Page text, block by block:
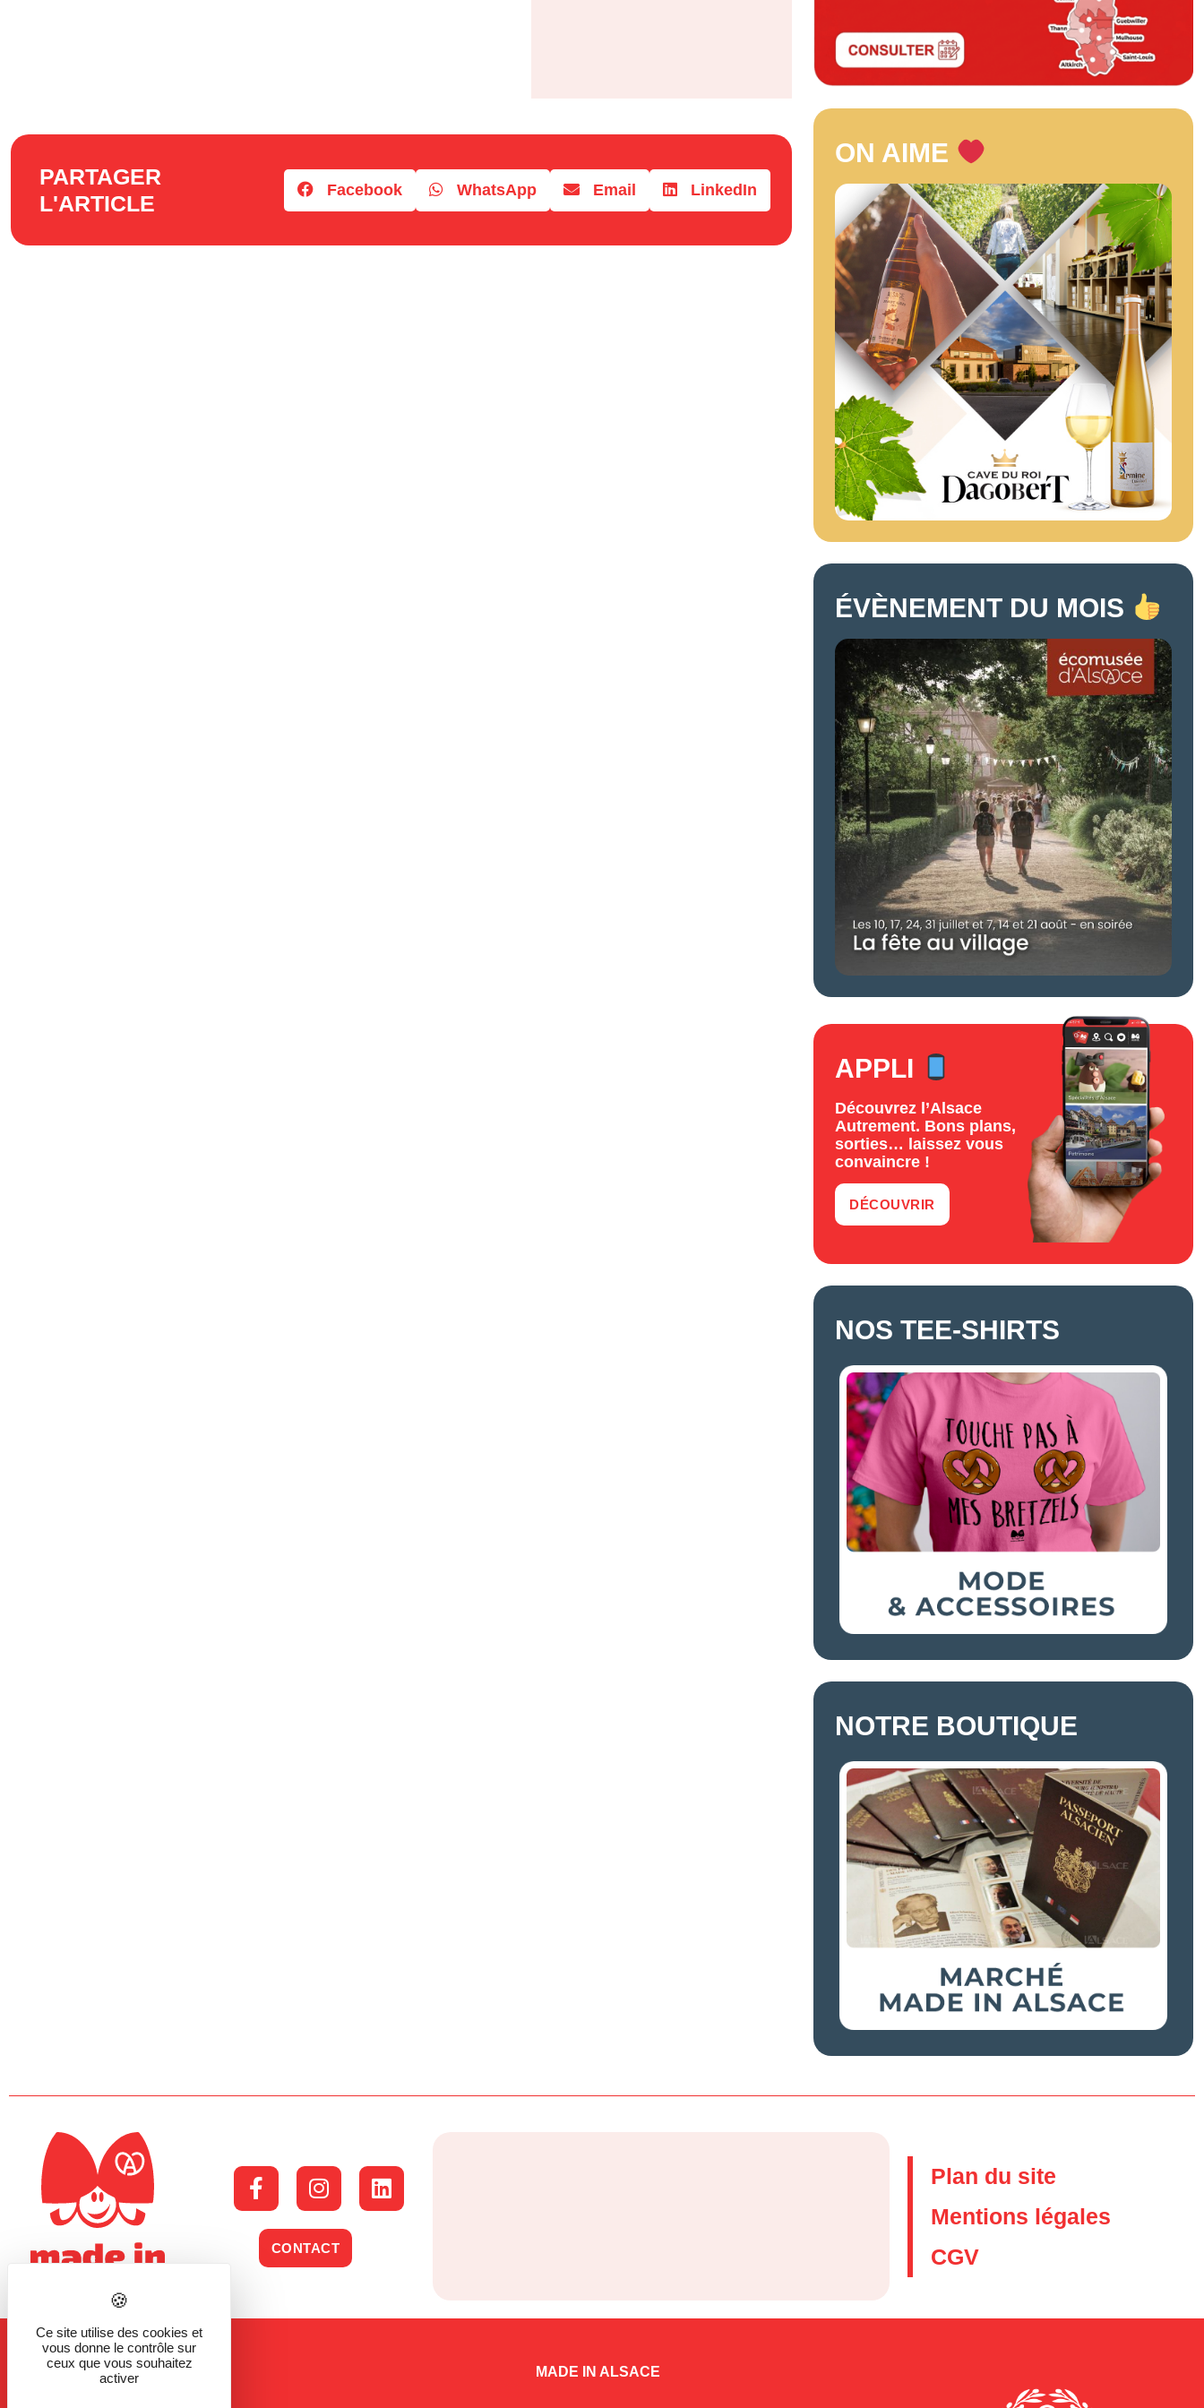
PARTAGER
L'ARTICLE
Facebook WhatsApp Email LinkedIn
ON AIME
ÉVÈNEMENT DU MOIS
APPLI
Découvrez l’Alsace
Autrement. Bons plans,
sorties… laissez vous
convaincre !
DÉCOUVRIR
NOS TEE-SHIRTS
NOTRE BOUTIQUE
CONTACT
Plan du site
Mentions légales
CGV
MADE IN ALSACE
Ce site utilise des cookies et
vous donne le contrôle sur
ceux que vous souhaitez
activer